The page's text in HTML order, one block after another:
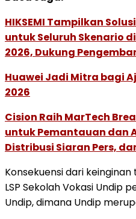
HIKSEMI Tampilkan
untuk Seluruh Skenario
2026, Dukung
Huawei Jadi Mitra bagi
2026
Cision Raih MarTech
untuk Pemantauan dan
Distribusi Siaran Pers,
Konsekuensi dari
LSP Sekolah Vokasi Undip
Undip, dimana Undip